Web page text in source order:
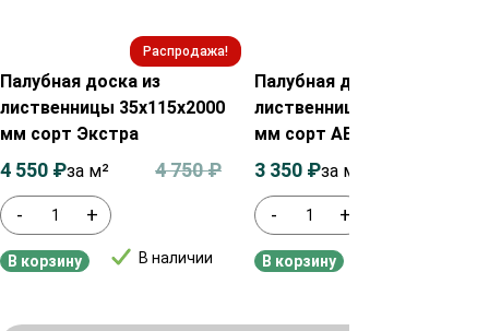
Распродажа!
Палубная доска из
лиственницы 35х115х2000
мм сорт Экстра
- +
В наличии
4 750₽
4 550 ₽за м²
В корзину
Палубная доска из
лиственницы 45х90х2000
мм сорт АВ
- +
3 350 ₽за м²
В корзину